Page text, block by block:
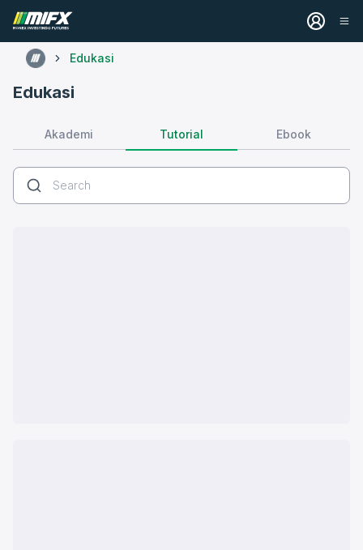
Edukasi
Edukasi
Akademi Tutorial Ebook